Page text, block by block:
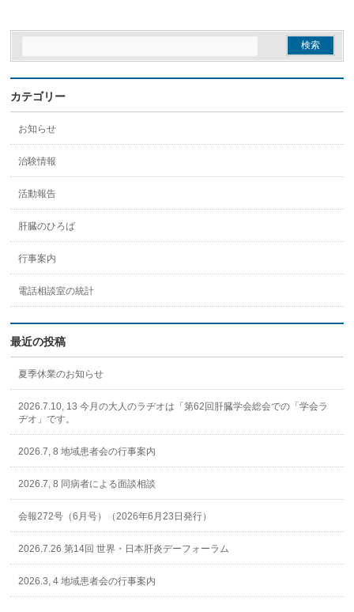
カテゴリー
お知らせ
治験情報
活動報告
肝臓のひろば
行事案内
電話相談室の統計
最近の投稿
夏季休業のお知らせ
2026.7.10, 13 今月の大人のラヂオは「第62回肝臓学会総会での「学会ラ
ヂオ」です。
2026.7, 8 地域患者会の行事案内
2026.7, 8 同病者による面談相談
会報272号（6月号）（2026年6月23日発行）
2026.7.26 第14回 世界・日本肝炎デーフォーラム
2026.3, 4 地域患者会の行事案内